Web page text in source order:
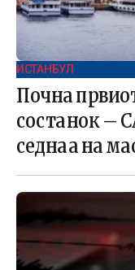
ИСТАНБУЛ
Почна
состанок –
седнаа на